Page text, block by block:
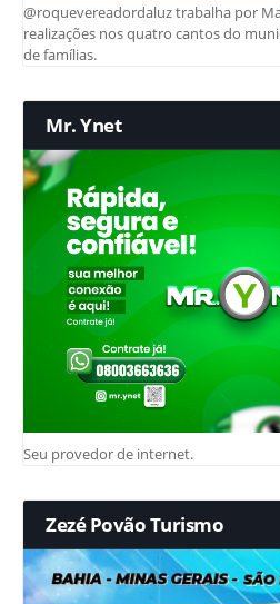
@roquevereadordaluz trabalha por
realizações nos quatro cantos do
de famílias.
Mr. Ynet
Seu provedor de internet.
Zezé Povão Turismo